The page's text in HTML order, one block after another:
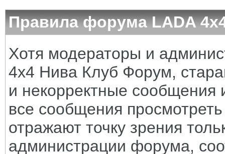
Правила форума LADA
Хотя модераторы и
4x4 Нива Клуб Форум,
и некорректные сообщения
все сообщения
отражают точку зрения
администрации форума,